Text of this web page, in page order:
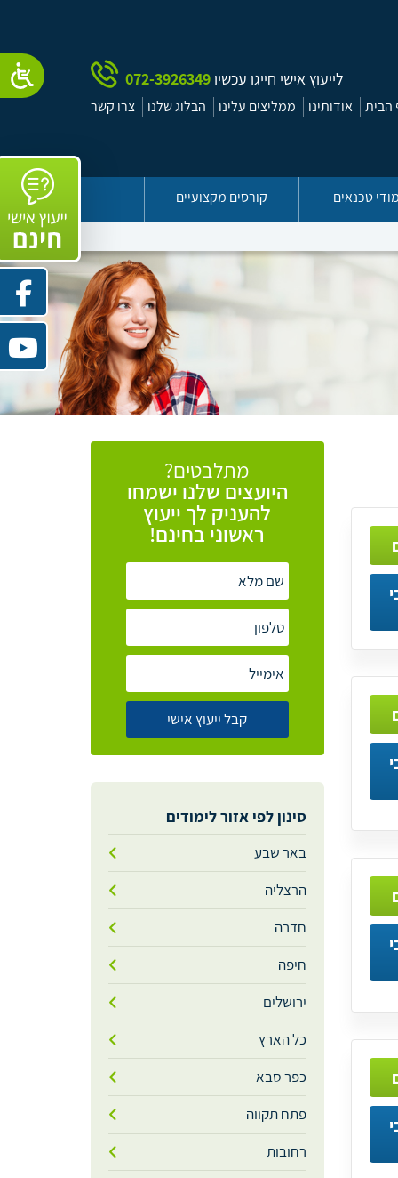
לייעוץ אישי חייגו עכשיו 072-3926349
הבית אודותינו ממליצים עלינו הבלוג שלנו צרו קשר
טכנאים קורסים מקצועיים
מתלבטים?
היועצים שלנו ישמחו
להעניק לך ייעוץ
ראשוני בחינם!
סינון לפי אזור לימודים
באר שבע
הרצליה
חדרה
חיפה
ירושלים
כל הארץ
כפר סבא
פתח תקווה
רחובות